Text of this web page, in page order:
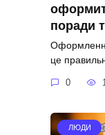
поради
це
0
ЛЮДИ